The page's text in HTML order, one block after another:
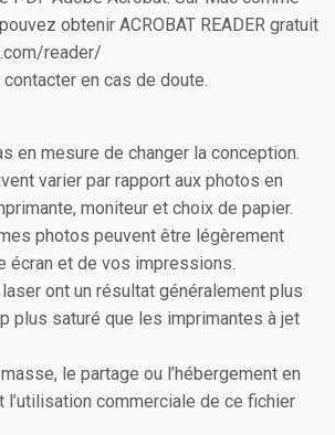
obtenir ACROBAT READER gratuit
reader/
contacter en cas de doute.
en mesure de changer la conception.
varier par rapport aux photos en
moniteur et choix de papier.
photos peuvent être légèrement
écran et de vos impressions.
ont un résultat généralement plus
plus saturé que les imprimantes à jet
le partage ou l’hébergement en
l’utilisation commerciale de ce fichier